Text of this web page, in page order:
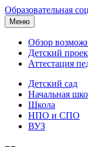
Образовательная
Меню
Обзор
Детский
Аттестация
Детский сад
Начальная
Школа
НПО и СПО
ВУЗ